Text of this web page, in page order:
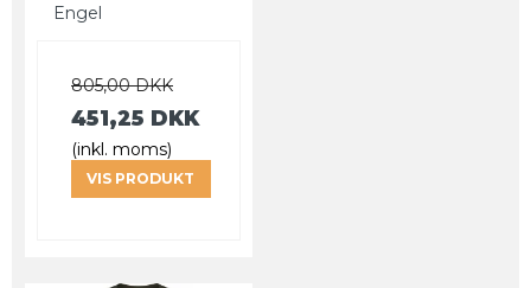
Engel
805,00 DKK
451,25 DKK
(inkl. moms)
VIS PRODUKT